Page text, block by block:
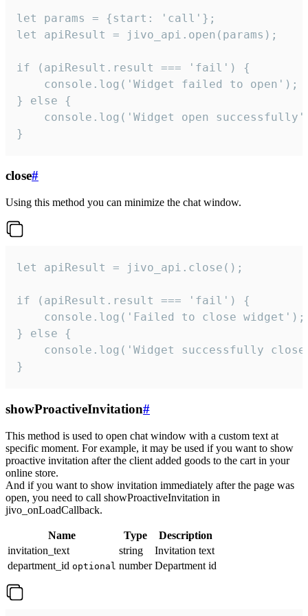
let params = {start: 'call'};
let apiResult = jivo_api.open(params);
if (apiResult.result === 'fail') {
    console.log('Widget failed to open');
} else {
console.log('Widget open
}
close#
Using this method you can minimize the chat window.
let apiResult = jivo_api.close();
if (apiResult.result === 'fail') {
    console.log('Failed to close widget');
} else {
console.log('Widget successfully
}
showProactiveInvitation#
This method is used to open chat window with a custom text at
specific moment. For example, it may be used if you want to show
proactive invitation after the client added goods to the cart in your
online store.
And if you want to show invitation immediately after the page was
open, you need to call showProactiveInvitation in
jivo_onLoadCallback.
Name Type
Description
invitation_text
string
Invitation text
department_id optional number Department id